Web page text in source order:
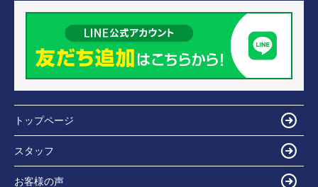
トップページ
スタッフ
お客様の声